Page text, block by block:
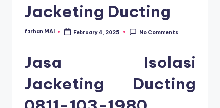
Jacketing Ducting
Posted
farhan MAI February 4, 2025 No Comments
Jasa Isolasi
Jacketing Ducting